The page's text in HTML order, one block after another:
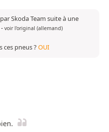
Skoda Team suite à une
- voir l'original (allemand)
ces pneus ?OUI